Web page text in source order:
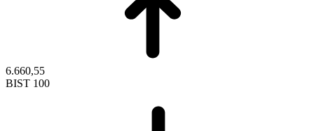
6.660,55
BIST 100